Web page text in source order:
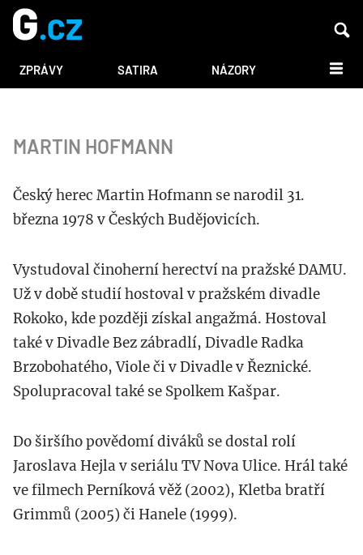
ZPRÁVY SATIRA NÁZORY DALŠÍ
MARTIN HOFMANN
Český herec Martin Hofmann se narodil 31.
března 1978 v Českých Budějovicích.
Vystudoval činoherní herectví na pražské DAMU.
Už v době studií hostoval v pražském divadle
Rokoko, kde později získal angažmá. Hostoval
také v Divadle Bez zábradlí, Divadle Radka
Brzobohatého, Viole či v Divadle v Řeznické.
Spolupracoval také se Spolkem Kašpar.
Do širšího povědomí diváků se dostal rolí
Jaroslava Hejla v seriálu TV Nova Ulice. Hrál také
ve filmech Perníková věž (2002), Kletba bratří
Grimmů (2005) či Hanele (1999).